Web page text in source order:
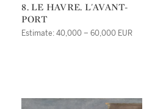
8. LE HAVRE. L'AVANT-
PORT
Estimate: 40,000 – 60,000 EUR